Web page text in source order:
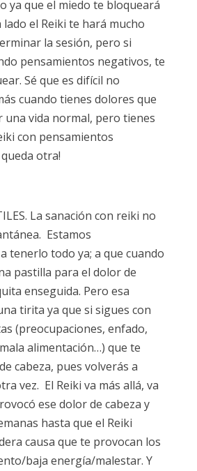
ya que el miedo te bloqueará
el Reiki te hará mucho
la sesión, pero si
pensamientos negativos, te
Sé que es difícil no
cuando tienes dolores que
una vida normal, pero tienes
con pensamientos
otra!
La sanación con reiki no
Estamos
tenerlo todo ya; a que cuando
pastilla para el dolor de
enseguida. Pero esa
tirita ya que si sigues con
(preocupaciones, enfado,
alimentación…) que te
cabeza, pues volverás a
vez. El Reiki va más allá, va
ese dolor de cabeza y
hasta que el Reiki
causa que te provocan los
baja energía/malestar. Y